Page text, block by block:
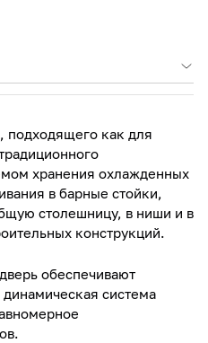
подходящего как для
хранения охлажденных
в барные стойки,
столешницу, в ниши и в
конструкций.
обеспечивают
система